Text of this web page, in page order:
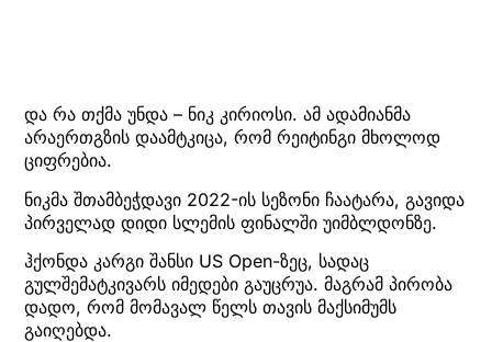
და რა თქმა უნდა – ნიკ კირიოსი. ამ ადამიანმა
არაერთგზის დაამტკიცა, რომ რეიტინგი მხოლოდ
ციფრებია.
ნიკმა შთამბეჭდავი 2022-ის სეზონი ჩაატარა, გავიდა
პირველად დიდი სლემის ფინალში უიმბლდონზე.
ჰქონდა კარგი შანსი US Open-ზეც, სადაც
გულშემატკივარს იმედები გაუცრუა. მაგრამ პირობა
დადო, რომ მომავალ წელს თავის მაქსიმუმს
გაიღებდა.